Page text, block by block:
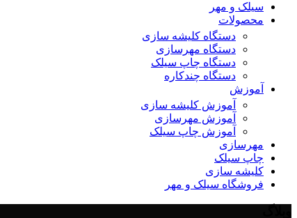
سیلک و مهر
محصولات
دستگاه کلیشه سازی
دستگاه مهرسازی
دستگاه چاپ سیلک
دستگاه چندکاره
آموزش
آموزش کلیشه سازی
آموزش مهرسازی
آموزش چاپ سیلک
مهرسازی
چاپ سیلک
کلیشه سازی
فروشگاه سیلک و مهر